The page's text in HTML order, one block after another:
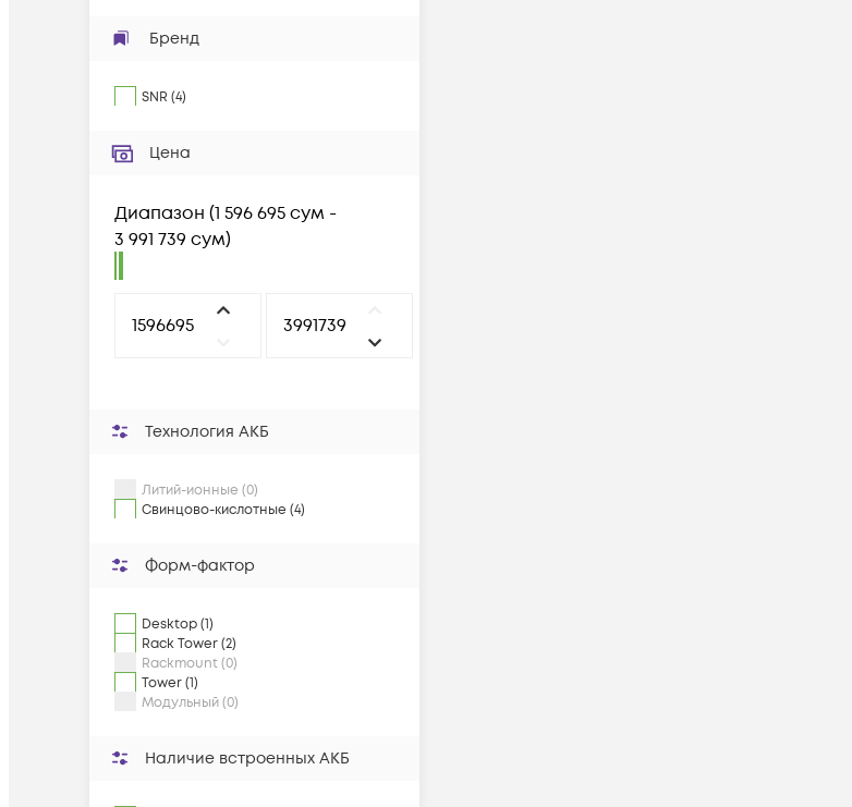
Бренд
SNR (4)
Цена
Диапазон (1 596 695 сум -
3 991 739 сум)
Технология АКБ
Литий-ионные (0)
Свинцово-кислотные (4)
Форм-фактор
Desktop (1)
Rack Tower (2)
Rackmount (0)
Tower (1)
Модульный (0)
Наличие встроенных АКБ